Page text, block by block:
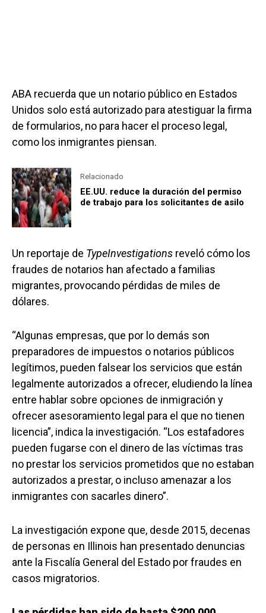
ABA recuerda que un notario público en Estados
Unidos solo está autorizado para atestiguar la firma
de formularios, no para hacer el proceso legal,
como los inmigrantes piensan.
Relacionado
EE.UU. reduce la duración del permiso
de trabajo para los solicitantes de asilo
Un reportaje de TypeInvestigations reveló cómo los
fraudes de notarios han afectado a familias
migrantes, provocando pérdidas de miles de
dólares.
“Algunas empresas, que por lo demás son
preparadores de impuestos o notarios públicos
legítimos, pueden falsear los servicios que están
legalmente autorizados a ofrecer, eludiendo la línea
entre hablar sobre opciones de inmigración y
ofrecer asesoramiento legal para el que no tienen
licencia”, indica la investigación. “Los estafadores
pueden fugarse con el dinero de las víctimas tras
no prestar los servicios prometidos que no estaban
autorizados a prestar, o incluso amenazar a los
inmigrantes con sacarles dinero”.
La investigación expone que, desde 2015, decenas
de personas en Illinois han presentado denuncias
ante la Fiscalía General del Estado por fraudes en
casos migratorios.